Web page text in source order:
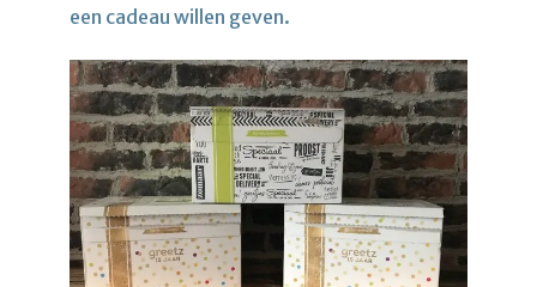
een cadeau willen geven.